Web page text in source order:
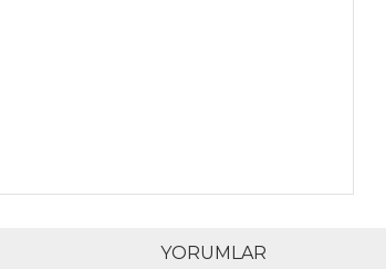
YORUMLAR